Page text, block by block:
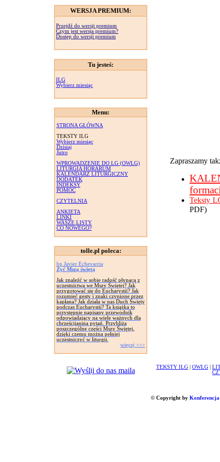
WERSJA PREMIUM:
Przejdź do wersji premium
Czym jest wersja premium?
Dostęp do wersji premium
Tu jesteś:
ILG
Wybierz miesiąc
Menu:
STRONA GŁÓWNA
TEKSTY ILG
Wybierz miesiąc
Dzisiaj
Jutro
WPROWADZENIE DO LG (OWLG)
LITURGIA HORARUM
KALENDARZ LITURGICZNY
DODATEK
INDEKSY
POMOC
CZYTELNIA
ANKIETA
LINKI
WASZE LISTY
CO NOWEGO?
tolle.pl poleca:
bp Javier Echevarria
Żyć Mszą świętą
Jak znaleźć w sobie radość płynącą z
uczestnictwa we Mszy Świętej? Jak
przygotować się do Eucharystii? Jak
rozumieć gesty i znaki czynione przez
kapłana? Jak działa w nas Duch Święty
podczas Eucharystii? Ta książka to
przystępnie napisany przewodnik
odpowiadający na wiele ważnych dla
chrześcijanina pytań. Przybliża
poszczególne części Mszy Świętej,
dzięki czemu można pełniej
uczestniczyć w liturgii.
więcej >>>
Zapraszamy
Teksty
PDF)
TEKSTY ILG OWLG
© Copyright by Konferencja